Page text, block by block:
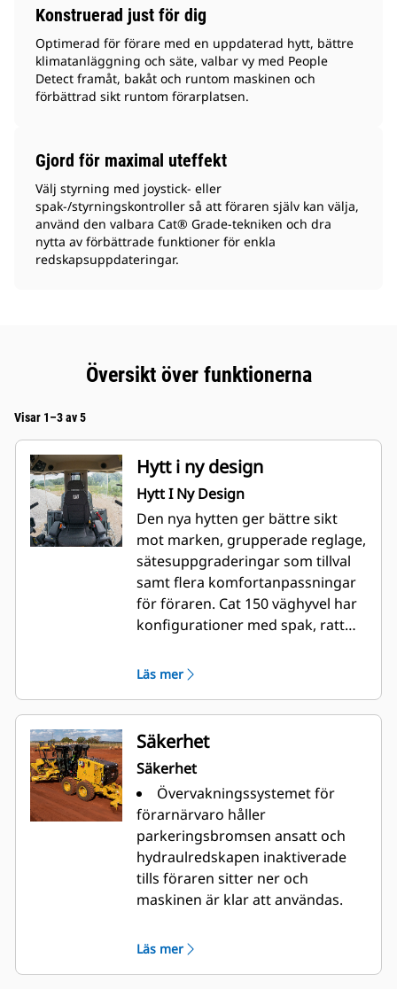
Konstruerad just för dig
Optimerad för förare med en uppdaterad hytt, bättre
klimatanläggning och säte, valbar vy med People
Detect framåt, bakåt och runtom maskinen och
förbättrad sikt runtom förarplatsen.
Gjord för maximal uteffekt
Välj styrning med joystick- eller
spak-/styrningskontroller så att föraren själv kan välja,
använd den valbara Cat® Grade-tekniken och dra
nytta av förbättrade funktioner för enkla
redskapsuppdateringar.
Översikt över funktionerna
Visar 1–3 av 5
Hytt i ny design
Hytt I Ny Design
Den nya hytten ger bättre sikt
mot marken, grupperade reglage,
sätesuppgraderingar som tillval
samt flera komfortanpassningar
för föraren. Cat 150 väghyvel har
konfigurationer med spak, ratt
passa förarens preferens.
Läs mer
Säkerhet
Säkerhet
Övervakningssystemet för
förarnärvaro håller
parkeringsbromsen ansatt och
hydraulredskapen inaktiverade
tills föraren sitter ner och
maskinen är klar att användas.
minskar ansträngningen på
Läs mer